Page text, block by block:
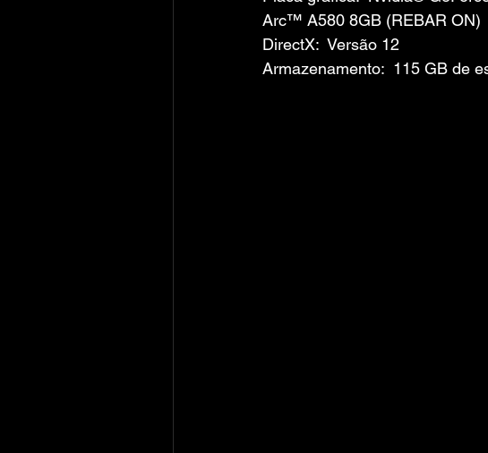
Arc™ A580 8GB (REBAR ON)
DirectX:  Versão 12
Armazenamento:  115 GB de